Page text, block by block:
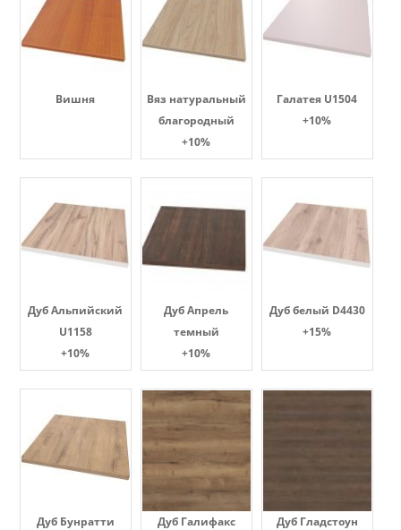
Вишня
Вяз натуральный
благородный
+10%
Галатея U1504
+10%
Дуб Альпийский
U1158
+10%
Дуб Апрель
темный
+10%
Дуб белый D4430
+15%
Дуб Бунратти
Дуб Галифакс
Дуб Гладстоун